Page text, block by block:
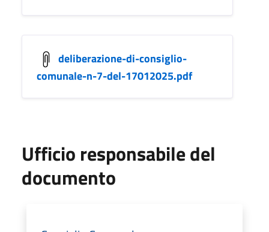
deliberazione-di-consiglio-
comunale-n-7-del-17012025.pdf
Ufficio responsabile del
documento